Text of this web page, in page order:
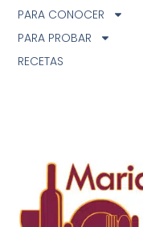
PARA CONOCER
PARA PROBAR
RECETAS